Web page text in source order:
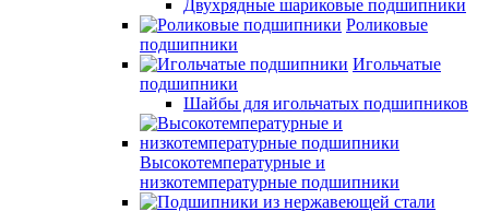
Двухрядные шариковые подшипники
Роликовые
подшипники
Игольчатые
подшипники
Шайбы для игольчатых подшипников
Высокотемпературные и
низкотемпературные подшипники